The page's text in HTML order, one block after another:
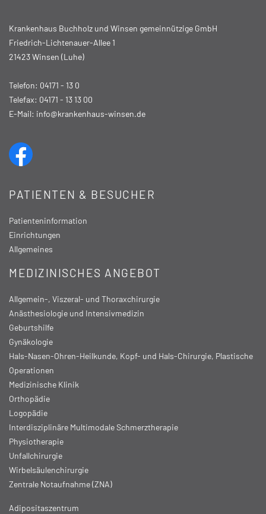
Krankenhaus Buchholz und Winsen gemeinnützige GmbH
Friedrich-Lichtenauer-Allee 1
21423 Winsen (Luhe)
Telefon: 04171 - 13 0
Telefax: 04171 - 13 13 00
E-Mail: info@krankenhaus-winsen.de
PATIENTEN & BESUCHER
Patienteninformation
Einrichtungen
Allgemeines
MEDIZINISCHES ANGEBOT
Allgemein-, Viszeral- und Thoraxchirurgie
Anästhesiologie und Intensivmedizin
Geburtshilfe
Gynäkologie
Hals-Nasen-Ohren-Heilkunde, Kopf- und Hals-Chirurgie, Plastische
Operationen
Medizinische Klinik
Orthopädie
Logopädie
Interdisziplinäre Multimodale Schmerztherapie
Physiotherapie
Unfallchirurgie
Wirbelsäulenchirurgie
Zentrale Notaufnahme (ZNA)
Adipositaszentrum